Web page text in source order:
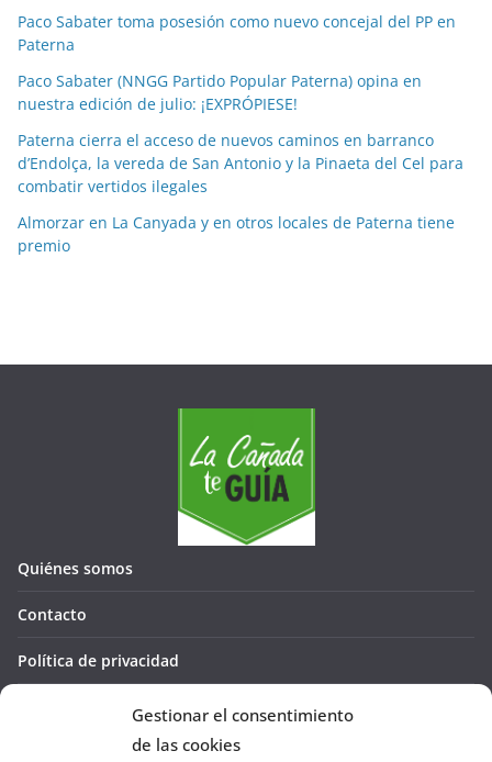
Gestionar el consentimiento
de las cookies
r
m
s
Paco Sabater toma posesión como nuevo concejal del PP en
Paterna
Paco Sabater (NNGG Partido Popular Paterna) opina en
nuestra edición de julio: ¡EXPRÓPIESE!
Paterna cierra el acceso de nuevos caminos en barranco
d’Endolça, la vereda de San Antonio y la Pinaeta del Cel para
combatir vertidos ilegales
Almorzar en La Canyada y en otros locales de Paterna tiene
premio
Quiénes somos
Contacto
Política de privacidad
Política de cookies (UE)